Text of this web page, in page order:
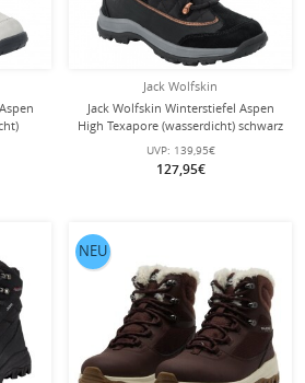
Jack Wolfskin
Jack Wolfskin Winterstiefel Aspen
High Texapore (wasserdicht) schwarz
Damen
UVP: 139,95€
127,95€
NEU